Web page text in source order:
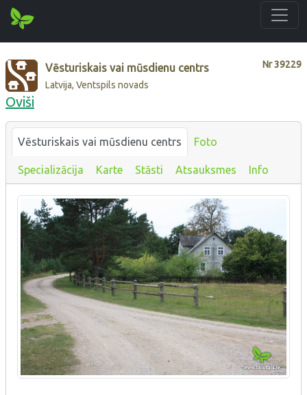
Nr39229
Vēsturiskais vai mūsdienu centrs
Latvija, Ventspils novads
Oviši
Vēsturiskais vai mūsdienu centrs Foto
Specializācija Karte Stāsti Atsauksmes Info